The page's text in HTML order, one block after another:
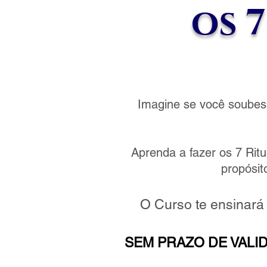
os
Imagine se você
Aprenda a fazer os 7
O Curso te
SEM PRAZO DE